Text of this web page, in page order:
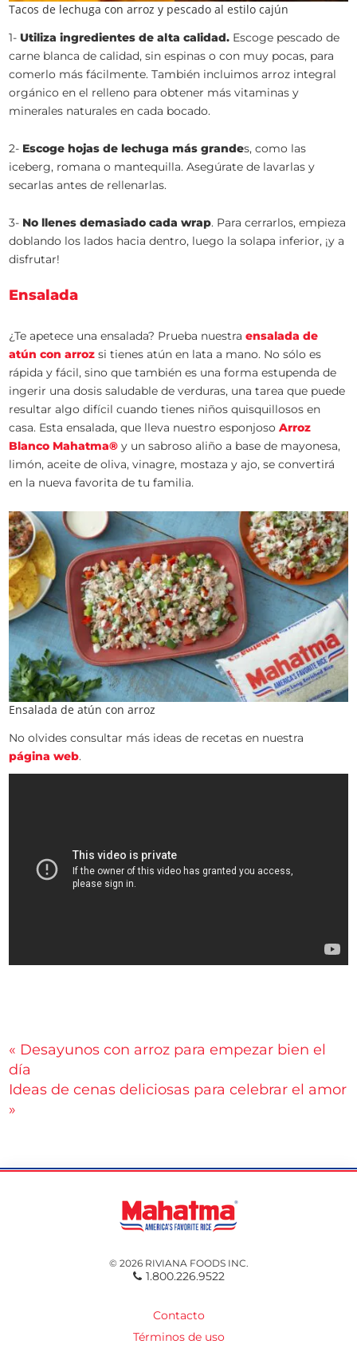
Tacos de lechuga con arroz y pescado al estilo cajún
1- Utiliza ingredientes de alta calidad. Escoge pescado de
carne blanca de calidad, sin espinas o con muy pocas, para
comerlo más fácilmente. También incluimos arroz integral
orgánico en el relleno para obtener más vitaminas y
minerales naturales en cada bocado.
2- Escoge hojas de lechuga más grandes, como las
iceberg, romana o mantequilla. Asegúrate de lavarlas y
secarlas antes de rellenarlas.
3- No llenes demasiado cada wrap. Para cerrarlos, empieza
doblando los lados hacia dentro, luego la solapa inferior, ¡y a
disfrutar!
Ensalada
¿Te apetece una ensalada? Prueba nuestraensalada de
atún con arroz si tienes atún en lata a mano. No sólo es
rápida y fácil, sino que también es una forma estupenda de
ingerir una dosis saludable de verduras, una tarea que puede
resultar algo difícil cuando tienes niños quisquillosos en
casa. Esta ensalada, que lleva nuestro esponjosoArroz
Blanco Mahatma® y un sabroso aliño a base de mayonesa,
limón, aceite de oliva, vinagre, mostaza y ajo, se convertirá
en la nueva favorita de tu familia.
Ensalada de atún con arroz
No olvides consultar más ideas de recetas en nuestra
página web.
Navegación
de
entradas
« Desayunos con arroz para empezar bien el
día
Ideas de cenas deliciosas para celebrar el amor
»
© 2026 RIVIANA FOODS INC.
1.800.226.9522
Contacto
Términos de uso